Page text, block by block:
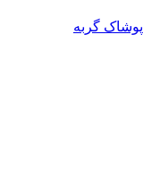
پوشاک گربه